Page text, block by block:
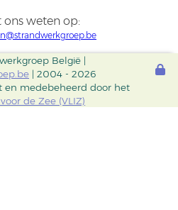
ons weten op:
België |
| 2004 - 2026
en medebeheerd door het
de Zee (VLIZ)